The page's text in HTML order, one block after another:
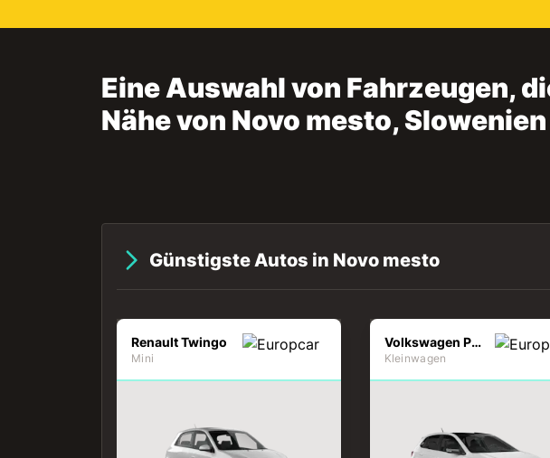
Eine Auswahl von Fahrzeugen,
Nähe von Novo mesto,
Günstigste Autos in Novo mesto
Renault Twingo
Mini
Volkswagen Polo
Kleinwagen